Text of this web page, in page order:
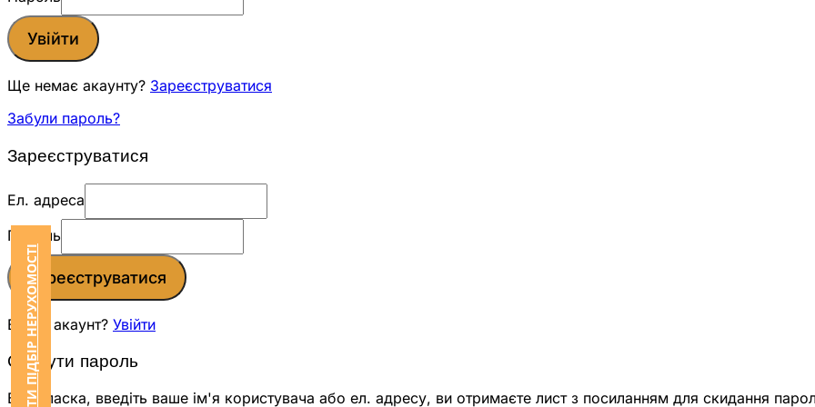
ЗАМОВИТИ ПІДБІР НЕРУХОМОСТІ
Увійти
Ще немає акаунту? Зареєструватися
Забули пароль?
Зареєструватися
Ел. адреса
Пароль
Зареєструватися
Вже є акаунт? Увійти
Скинути пароль
Будь ласка, введіть ваше ім'я користувача або ел. адресу, ви отримаєте лист з посиланням для скидання